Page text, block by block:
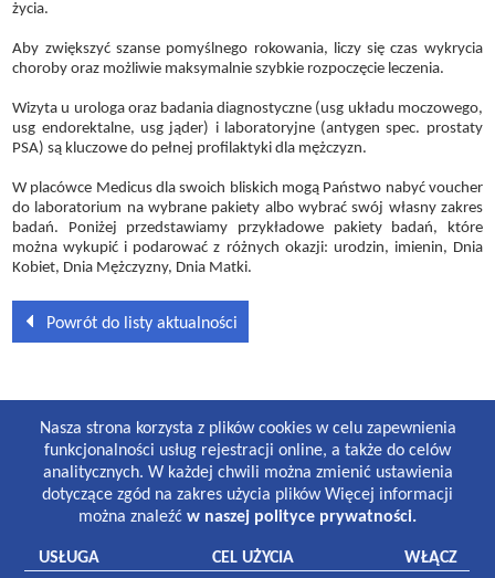
życia.
Aby zwiększyć szanse pomyślnego rokowania, liczy się czas wykrycia
choroby oraz możliwie maksymalnie szybkie rozpoczęcie leczenia.
Wizyta u urologa oraz badania diagnostyczne (usg układu moczowego,
usg endorektalne, usg jąder) i laboratoryjne (antygen spec. prostaty
PSA) są kluczowe do pełnej profilaktyki dla mężczyzn.
W placówce Medicus dla swoich bliskich mogą Państwo nabyć voucher
do laboratorium na wybrane pakiety albo wybrać swój własny zakres
badań. Poniżej przedstawiamy przykładowe pakiety badań, które
można wykupić i podarować z różnych okazji: urodzin, imienin, Dnia
Kobiet, Dnia Mężczyzny, Dnia Matki.
Powrót do listy aktualności
Lekarze i gabinety stomatologiczne:
8:30-19:00 poniedziałek-piątek
8:30-13:00 sobota
Laboratorium:
7:00-16:00 poniedziałek-piątek
8:30-12:30 sobota
Nasza strona korzysta z plików cookies w celu zapewnienia
funkcjonalności usług rejestracji online, a także do celów
analitycznych. W każdej chwili można zmienić ustawienia
dotyczące zgód na zakres użycia plików Więcej informacji
można znaleźć w naszej polityce prywatności.
USŁUGA CEL UŻYCIA WŁĄCZ